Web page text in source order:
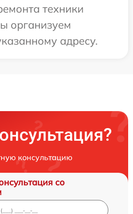
техники
организуем
адресу.
консультацию
со